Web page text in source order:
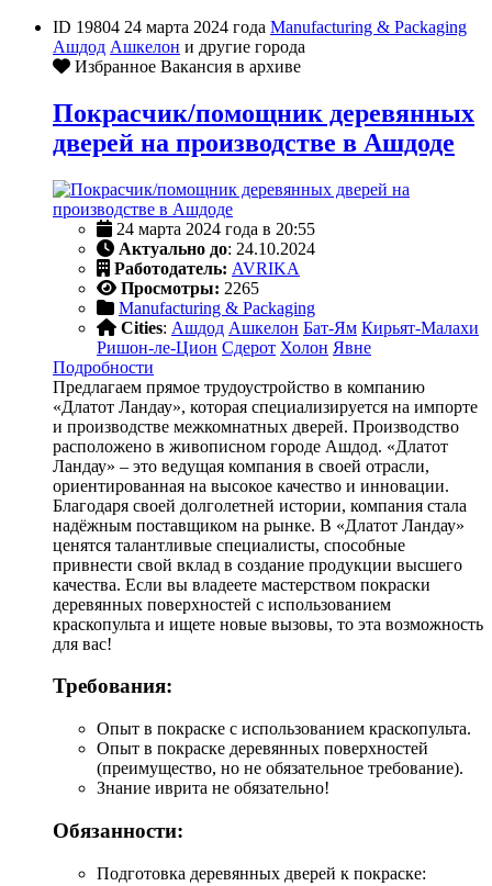
ID 19804 24 марта 2024 года Manufacturing & Packaging
Ашдод Ашкелон и другие города
Избранное Вакансия в архиве
Покрасчик/помощник деревянных
дверей на производстве в Ашдоде
24 марта 2024 года в 20:55
Актуально до: 24.10.2024
Работодатель: AVRIKA
Просмотры: 2265
Manufacturing & Packaging
Cities: Ашдод Ашкелон Бат-Ям Кирьят-Малахи
Ришон-ле-Цион Сдерот Холон Явне
Подробности
Предлагаем прямое трудоустройство в компанию
«Длатот Ландау», которая специализируется на импорте
и производстве межкомнатных дверей. Производство
расположено в живописном городе Ашдод. «Длатот
Ландау» – это ведущая компания в своей отрасли,
ориентированная на высокое качество и инновации.
Благодаря своей долголетней истории, компания стала
надёжным поставщиком на рынке. В «Длатот Ландау»
ценятся талантливые специалисты, способные
привнести свой вклад в создание продукции высшего
качества. Если вы владеете мастерством покраски
деревянных поверхностей с использованием
краскопульта и ищете новые вызовы, то эта возможность
для вас!
Требования:
Опыт в покраске с использованием краскопульта.
Опыт в покраске деревянных поверхностей
(преимущество, но не обязательное требование).
Знание иврита не обязательно!
Обязанности:
Подготовка деревянных дверей к покраске: